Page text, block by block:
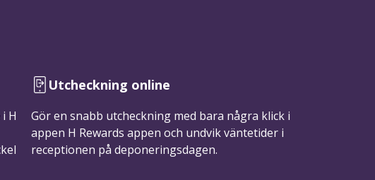
H
Utcheckning online
Gör en snabb utcheckning med bara några klick i
appen H Rewards appen och undvik väntetider i
receptionen på deponeringsdagen.